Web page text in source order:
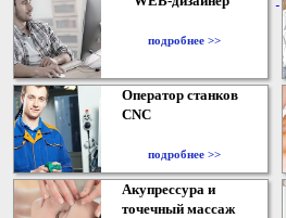
подробнее >>
Оператор станков
CNC
подробнее >>
Акупрессура и
точечный массаж